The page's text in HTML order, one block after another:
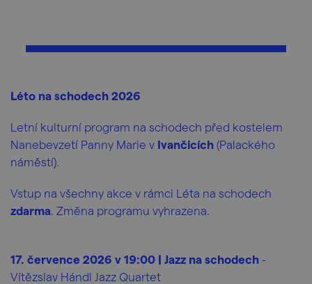
Léto na schodech 2026
Letní kulturní program na schodech před kostelem
Nanebevzetí Panny Marie v Ivančicích (Palackého
náměstí).
Vstup na všechny akce v rámci Léta na schodech
zdarma. Změna programu vyhrazena.
17. července 2026 v 19:00 | Jazz na schodech -
Vítězslav Hándl Jazz Quartet